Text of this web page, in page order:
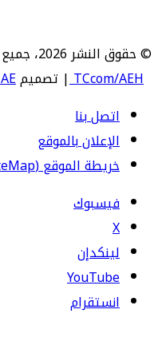
© حقوق
TCcom/AEH | تصميم
اتصل بنا
الإعلان بالموقع
خريطة الموقع (SiteMap)
فيسبوك
‫X
لينكدإن
‫YouTube
انستقرام